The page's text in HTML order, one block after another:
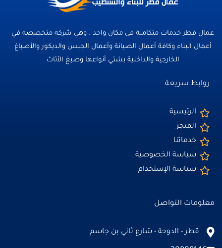
عمال قطر خدمات متكاملة فى مكان واحد . وهي شركه متخصصه في
أعمال البناء وكافة أعمال الصيانة وأعمال الجبس والديكور والأصباغ
الخارجية والداخلية بشتي أنواعها وصبغ الأثاث
روابط سريعة
الرئيسية
المتجر
خدماتنا
سياسة الخصوصية
سياسة الإستخدام
معلومات التواصل
قطر - الدوحة - شارع ثاني بن جاسم